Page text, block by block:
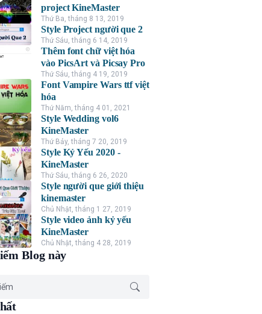
project KineMaster
Thứ Ba, tháng 8 13, 2019
Style Project người que 2
Thứ Sáu, tháng 6 14, 2019
Thêm font chữ việt hóa
vào PicsArt và Picsay Pro
Thứ Sáu, tháng 4 19, 2019
Font Vampire Wars ttf việt
hóa
Thứ Năm, tháng 4 01, 2021
Style Wedding vol6
KineMaster
Thứ Bảy, tháng 7 20, 2019
Style Kỷ Yếu 2020 -
KineMaster
Thứ Sáu, tháng 6 26, 2020
Style người que giới thiệu
kinemaster
Chủ Nhật, tháng 1 27, 2019
Style video ảnh kỷ yếu
KineMaster
Chủ Nhật, tháng 4 28, 2019
Blog này